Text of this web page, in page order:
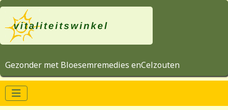
Gezonder met Bloesemremedies enCelzouten